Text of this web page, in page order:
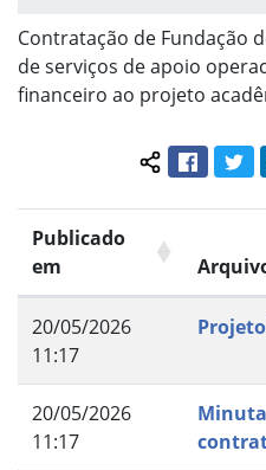
Contratação de Fundação
de serviços de apoio
financeiro ao projeto
Facebook
Publicado
em
20/05/2026
11:17
20/05/2026
11:17